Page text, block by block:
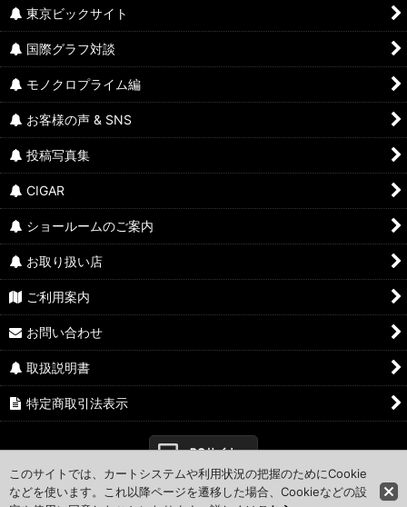
東京ビックサイト
国際グラフ対談
モノクロプライム編
お客様の声 & SNS
投稿写真集
CIGAR
ショールームのご案内
お取り扱い店
ご利用案内
お問い合わせ
取扱説明書
特定商取引法表示
PCサイト
このサイトでは、カートシステムや利用状況の把握のためにCookie
などを使います。これ以降ページを遷移した場合、Cookieなどの設